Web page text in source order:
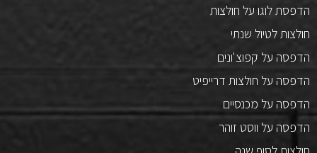
הדפסת לוגו על חולצות
חולצות לטיול שנתי
הדפסה על קפוצ'ונים
הדפסה על חולצות דרייפיט
הדפסה על מכנסיים
הדפסה על ווסט זוהר